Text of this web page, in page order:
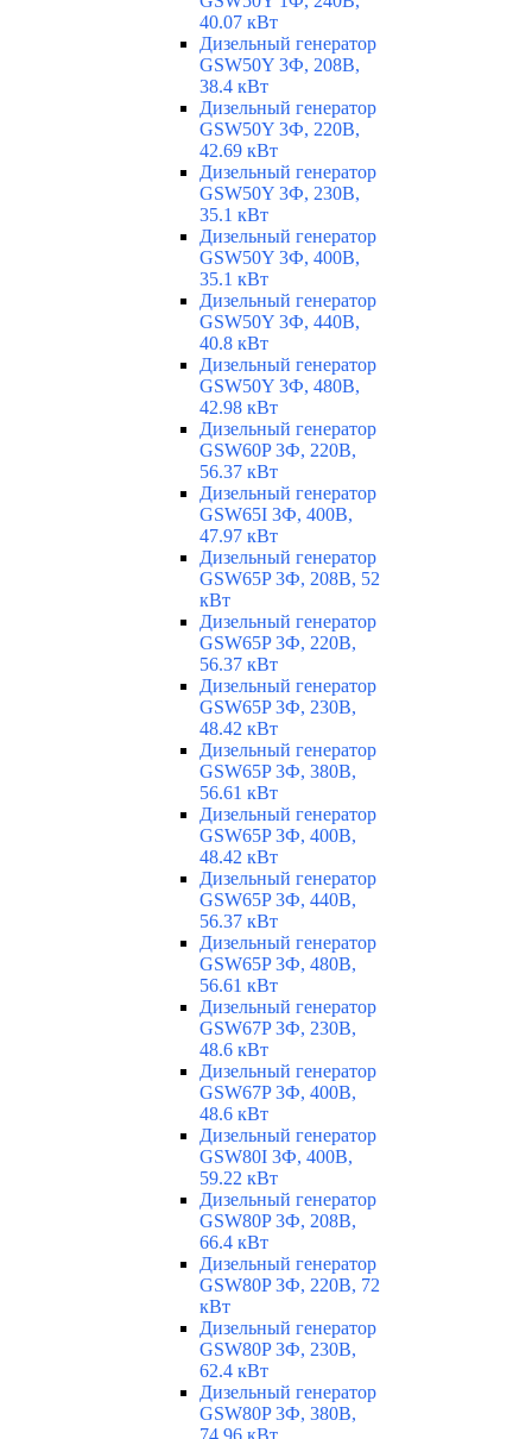
40.07 кВт
Дизельный генератор
GSW50Y 3Ф, 208В,
38.4 кВт
Дизельный генератор
GSW50Y 3Ф, 220В,
42.69 кВт
Дизельный генератор
GSW50Y 3Ф, 230В,
35.1 кВт
Дизельный генератор
GSW50Y 3Ф, 400В,
35.1 кВт
Дизельный генератор
GSW50Y 3Ф, 440В,
40.8 кВт
Дизельный генератор
GSW50Y 3Ф, 480В,
42.98 кВт
Дизельный генератор
GSW60P 3Ф, 220В,
56.37 кВт
Дизельный генератор
GSW65I 3Ф, 400В,
47.97 кВт
Дизельный генератор
GSW65P 3Ф, 208В, 52
кВт
Дизельный генератор
GSW65P 3Ф, 220В,
56.37 кВт
Дизельный генератор
GSW65P 3Ф, 230В,
48.42 кВт
Дизельный генератор
GSW65P 3Ф, 380В,
56.61 кВт
Дизельный генератор
GSW65P 3Ф, 400В,
48.42 кВт
Дизельный генератор
GSW65P 3Ф, 440В,
56.37 кВт
Дизельный генератор
GSW65P 3Ф, 480В,
56.61 кВт
Дизельный генератор
GSW67P 3Ф, 230В,
48.6 кВт
Дизельный генератор
GSW67P 3Ф, 400В,
48.6 кВт
Дизельный генератор
GSW80I 3Ф, 400В,
59.22 кВт
Дизельный генератор
GSW80P 3Ф, 208В,
66.4 кВт
Дизельный генератор
GSW80P 3Ф, 220В, 72
кВт
Дизельный генератор
GSW80P 3Ф, 230В,
62.4 кВт
Дизельный генератор
GSW80P 3Ф, 380В,